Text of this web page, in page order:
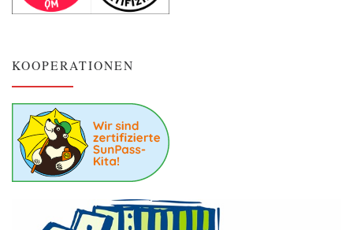
KOOPERATIONEN